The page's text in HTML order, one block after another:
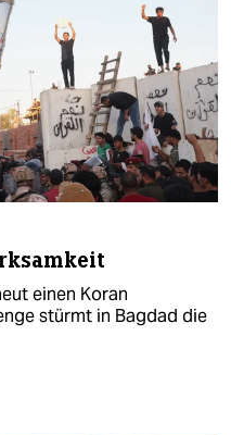
einen Koran
stürmt in Bagdad die